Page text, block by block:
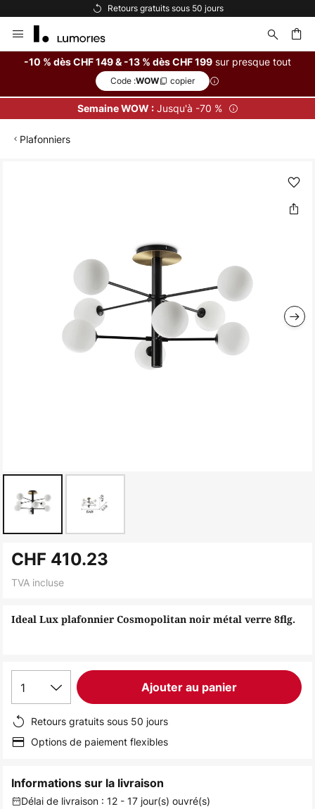
Retours gratuits sous 50 jours
Allez
au
contenu
-10 % dès CHF 149 & -13 % dès CHF 199 sur presque tout
Code :WOW copier
Semaine WOW :Jusqu'à -70 %
Plafonniers
to
the
of
gallery
Ideal Lux plafonnier Cosmopolitan noir métal verre 8flg.
CHF 410.23
TVA incluse
1 Ajouter au panier
Retours gratuits sous 50 jours
Options de paiement flexibles
Informations sur la livraison
Délai de livraison : 12 - 17 jour(s) ouvré(s)